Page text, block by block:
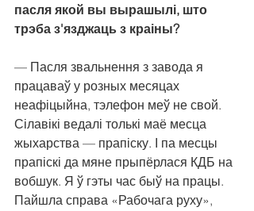
пасля якой вы вырашылі, што
трэба з'язджаць з краіны?
— Пасля звальнення з завода я
працаваў у розных месяцах
неафіцыйна, тэлефон меў не свой.
Сілавікі ведалі толькі маё месца
жыхарства — прапіску. І па месцы
прапіскі да мяне прыпёрлася КДБ на
вобшук. Я ў гэты час быў на працы.
Пайшла справа «Рабочага руху»,